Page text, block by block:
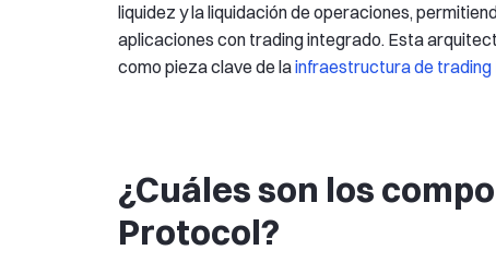
liquidez y la liquidación de operaciones,
aplicaciones con trading integrado. Esta
como pieza clave de lainfraestructura de trading
¿Cuáles son los
Protocol?